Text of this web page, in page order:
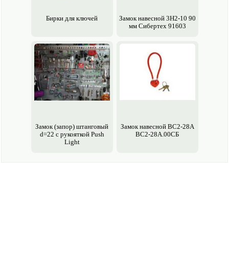
Бирки для ключей
Замок навесной 3H2-10 90
мм Сибертех 91603
Замок (запор) штанговый
d=22 с рукояткой Push
Light
Замок навесной ВС2-28А
ВС2-28А.00СБ